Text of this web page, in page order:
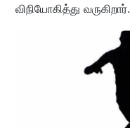
விநியோகித்து வருகிறார்.